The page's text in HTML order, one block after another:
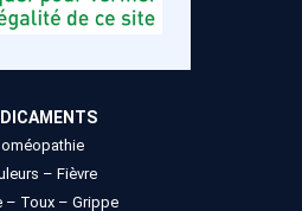
– Fièvre
– Toux – Grippe